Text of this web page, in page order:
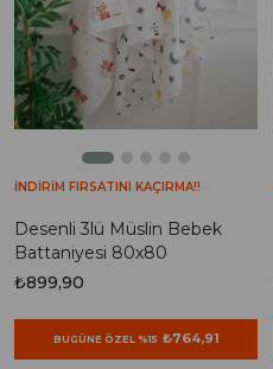
Desenli 3lü Müslin Bebek
Battaniyesi 80x80
₺899,90
BUGÜNE ÖZEL %15 ₺764,91
İNDİRİM FIRSATINI KAÇIRMA!!